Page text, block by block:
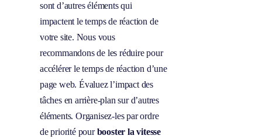
sont d’autres éléments qui
impactent le temps de réaction de
votre site. Nous vous
recommandons de les réduire pour
accélérer le temps de réaction d’une
page web. Évaluez l’impact des
tâches en arrière-plan sur d’autres
éléments. Organisez-les par ordre
de priorité pourbooster la vitesse